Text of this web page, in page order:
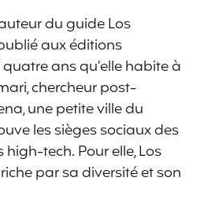
du guide Los
aux éditions
ans qu’elle habite à
chercheur post-
une petite ville du
les sièges sociaux des
tech. Pour elle, Los
par sa diversité et son